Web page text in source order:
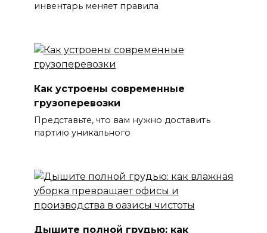
инвентарь меняет правила
Как устроены современные
грузоперевозки
Представьте, что вам нужно доставить
партию уникального
Дышите полной грудью: как